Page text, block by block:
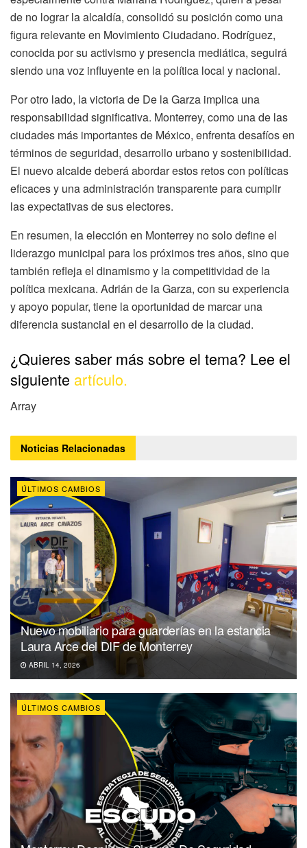
de no lograr la alcaldía, consolidó su posición como una
figura relevante en Movimiento Ciudadano. Rodríguez,
conocida por su activismo y presencia mediática, seguirá
siendo una voz influyente en la política local y nacional.
Por otro lado, la victoria de De la Garza implica una
responsabilidad significativa. Monterrey, como una de las
ciudades más importantes de México, enfrenta desafíos en
términos de seguridad, desarrollo urbano y sostenibilidad.
El nuevo alcalde deberá abordar estos retos con políticas
eficaces y una administración transparente para cumplir
las expectativas de sus electores.
En resumen, la elección en Monterrey no solo define el
liderazgo municipal para los próximos tres años, sino que
también refleja el dinamismo y la competitividad de la
política mexicana. Adrián de la Garza, con su experiencia
y apoyo popular, tiene la oportunidad de marcar una
diferencia sustancial en el desarrollo de la ciudad.
¿Quieres saber más sobre el tema? Lee el
siguiente artículo.
Array
Noticias Relacionadas
ÚLTIMOS CAMBIOS
Nuevo mobiliario para guarderías en la estancia
Laura Arce del DIF de Monterrey
ABRIL 14, 2026
ÚLTIMOS CAMBIOS